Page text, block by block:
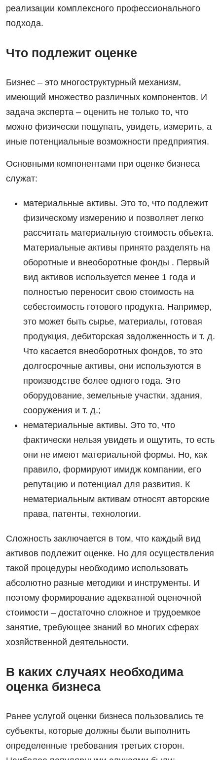
реализации комплексного профессионального
подхода.
Что подлежит оценке
Бизнес – это многоструктурный механизм,
имеющий множество различных компонентов. И
задача эксперта – оценить не только то, что
можно физически пощупать, увидеть, измерить, а
иные потенциальные возможности предприятия.
Основными компонентами при оценке бизнеса
служат:
материальные активы. Это то, что подлежит
физическому измерению и позволяет легко
рассчитать материальную стоимость объекта.
Материальные активы принято разделять на
оборотные и внеоборотные фонды . Первый
вид активов используется менее 1 года и
полностью переносит свою стоимость на
себестоимость готового продукта. Например,
это может быть сырье, материалы, готовая
продукция, дебиторская задолженность и т. д.
Что касается внеоборотных фондов, то это
долгосрочные активы, они используются в
производстве более одного года. Это
оборудование, земельные участки, здания,
сооружения и т. д.;
нематериальные активы. Это то, что
фактически нельзя увидеть и ощутить, то есть
они не имеют материальной формы. Но, как
правило, формируют имидж компании, его
репутацию и потенциал для развития. К
нематериальным активам относят авторские
права, патенты, технологии.
Сложность заключается в том, что каждый вид
активов подлежит оценке. Но для осуществления
такой процедуры необходимо использовать
абсолютно разные методики и инструменты. И
поэтому формирование адекватной оценочной
стоимости – достаточно сложное и трудоемкое
занятие, требующее знаний во многих сферах
хозяйственной деятельности.
В каких случаях необходима
оценка бизнеса
Ранее услугой оценки бизнеса пользовались те
субъекты, которые должны были выполнить
определенные требования третьих сторон.